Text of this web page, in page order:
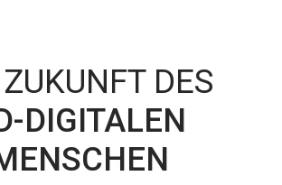
DES
DIGITALEN